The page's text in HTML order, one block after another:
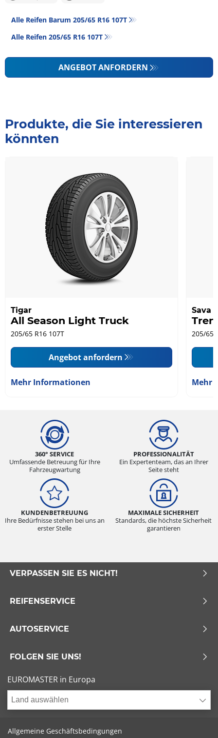
Alle Reifen Barum 205/65 R16 107T
Alle Reifen‎ 205/65 R16 107T
ANGEBOT ANFORDERN
Produkte, die Sie interessieren
könnten
Tigar
All Season Light Truck
205/65 R16 107T
Angebot anfordern
Mehr Informationen
Sava
205/65
Mehr
360° SERVICE
Umfassende Betreuung für Ihre
Fahrzeugwartung
PROFESSIONALITÄT
Ein Expertenteam, das an Ihrer
Seite steht
KUNDENBETREUUNG
Ihre Bedürfnisse stehen bei uns an
erster Stelle
MAXIMALE SICHERHEIT
Standards, die höchste Sicherheit
garantieren
VERPASSEN SIE ES NICHT!
REIFENSERVICE
AUTOSERVICE
FOLGEN SIE UNS!
EUROMASTER in Europa
Land auswählen
Allgemeine Geschäftsbedingungen